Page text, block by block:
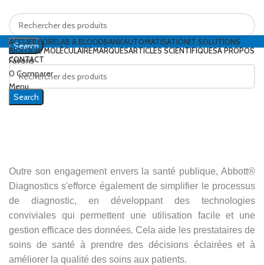
Search
Favoris
0 Comparer
Menu
ACCUEILCORELAB & BLOODBANKAUTOMATISATIONIT SOLUTIONS
BIOLOGIE MOLÉCULAIREMARQUESARTICLES SCIENTIFIQUESÀ PROPOS
CONTACT
Search
Outre son engagement envers la santé publique, Abbott®
Diagnostics s'efforce également de simplifier le processus
de diagnostic, en développant des technologies
conviviales qui permettent une utilisation facile et une
gestion efficace des données. Cela aide les prestataires de
soins de santé à prendre des décisions éclairées et à
améliorer la qualité des soins aux patients.